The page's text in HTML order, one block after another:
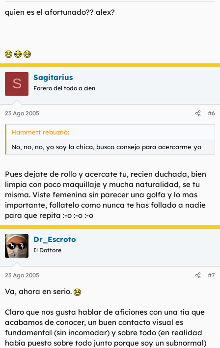
quien es el afortunado?? alex?
S Sagitarius
Forero del todo a cien
23 Ago 2005 #6
Hammett rebuznó:
No, no, no, yo soy la chica, busco consejo para acercarme yo
Pues dejate de rollo y acercate tu, recien duchada, bien
limpia con poco maquillaje y mucha naturalidad, se tu
misma. Viste femenina sin parecer una golfa y lo mas
importante, follatelo como nunca te has follado a nadie
para que repita :-o :-o :-o
Dr_Escroto
Il Dottore
23 Ago 2005 #7
Va, ahora en serio.
Claro que nos gusta hablar de aficiones con una tía que
acabamos de conocer, un buen contacto visual es
fundamental (sin incomodar) y sobre todo (en realidad
había puesto sobre todo junto porque soy un subnormal)